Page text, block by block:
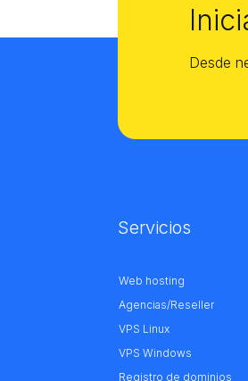
Desde
Servicios
Web hosting
Agencias/Reseller
VPS Linux
VPS Windows
Registro de dominios